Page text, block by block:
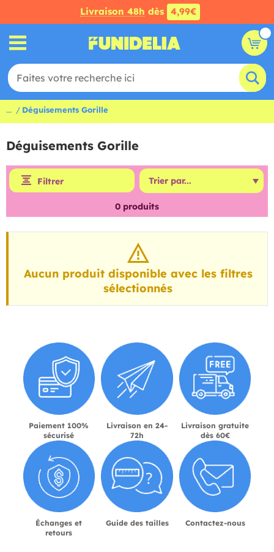
Livraison 48h dès 4,99€
... Déguisements Gorille
Déguisements Gorille
Filtrer
0 produits
Aucun produit disponible avec les filtres
sélectionnés
Paiement 100%
sécurisé
Livraison en 24-
72h
Livraison gratuite
dès 60€
Échanges et
retours
Guide des tailles Contactez-nous